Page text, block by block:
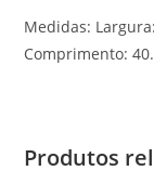
Medidas:
Comprimento:
Produtos